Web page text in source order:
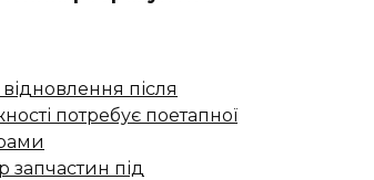
після
потребує поетапної
запчастин під